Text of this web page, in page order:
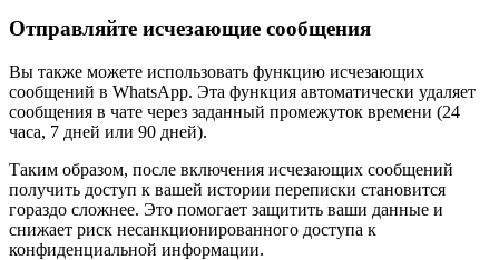
Отправляйте исчезающие сообщения
Вы также можете использовать функцию исчезающих
сообщений в WhatsApp. Эта функция автоматически удаляет
сообщения в чате через заданный промежуток времени (24
часа, 7 дней или 90 дней).
Таким образом, после включения исчезающих сообщений
получить доступ к вашей истории переписки становится
гораздо сложнее. Это помогает защитить ваши данные и
снижает риск несанкционированного доступа к
конфиденциальной информации.